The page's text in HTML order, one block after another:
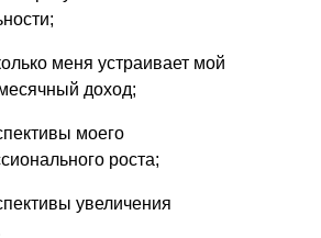
меня устраивает мой
доход;
моего
роста;
увеличения